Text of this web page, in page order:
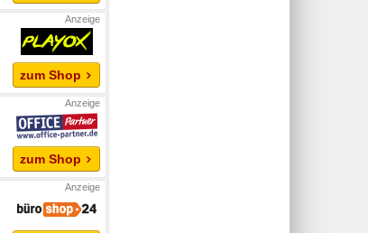
zum Shop
zum Shop